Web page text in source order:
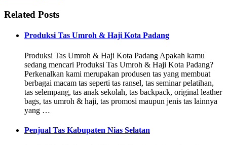
Related Posts
Produksi Tas Umroh & Haji Kota Padang
Produksi Tas Umroh & Haji Kota Padang Apakah kamu
sedang mencari Produksi Tas Umroh & Haji Kota Padang?
Perkenalkan kami merupakan produsen tas yang membuat
berbagai macam tas seperti tas ransel, tas seminar pelatihan,
tas selempang, tas anak sekolah, tas backpack, original leather
bags, tas umroh & haji, tas promosi maupun jenis tas lainnya
yang …
Penjual Tas Kabupaten Nias Selatan